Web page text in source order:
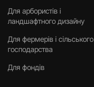
Для арбористів і
ландшафтного дизайну
Для фермерів і сільського
господарства
Для фондів